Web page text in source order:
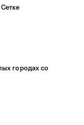
городах со